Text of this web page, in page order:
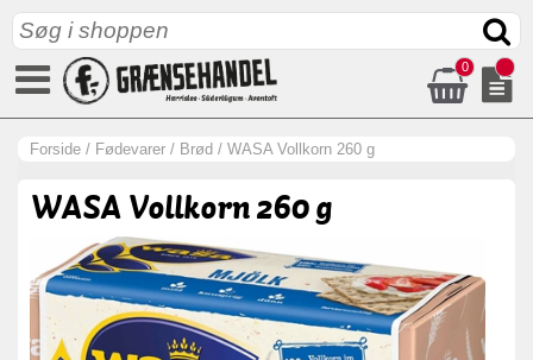
0
Forside / Fødevarer / Brød / WASA Vollkorn 260 g
WASA Vollkorn 260 g